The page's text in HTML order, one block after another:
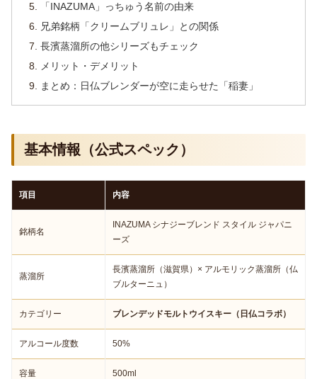
「INAZUMA」っちゅう名前の由来
兄弟銘柄「クリームブリュレ」との関係
長濱蒸溜所の他シリーズもチェック
メリット・デメリット
まとめ：日仏ブレンダーが空に走らせた「稲妻」
基本情報（公式スペック）
項目 内容
銘柄名
INAZUMA シナジーブレンド スタイル ジャパニ
ーズ
蒸溜所
長濱蒸溜所（滋賀県）× アルモリック蒸溜所（仏
ブルターニュ）
カテゴリー ブレンデッドモルトウイスキー（日仏コラボ）
アルコール度数 50%
容量 500ml